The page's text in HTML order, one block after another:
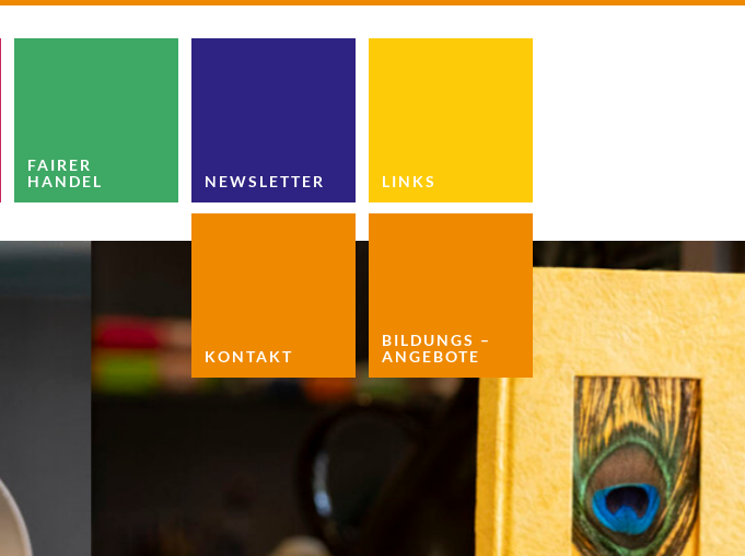
FAIRER
HANDEL
NEWSLETTER LINKS
KONTAKT
BILDUNGS –
ANGEBOTE